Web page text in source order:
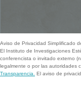
Aviso de Privacidad Simplificado
El Instituto de Investigaciones
conferencista o invitado externo
legalmente o por las autoridades
Transparencia.
El aviso de